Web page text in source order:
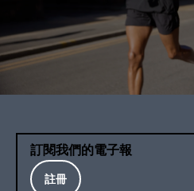
訂閱我們的電子報
註冊